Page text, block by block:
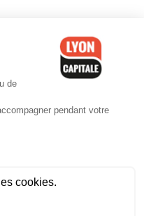
-CGV-Politique de